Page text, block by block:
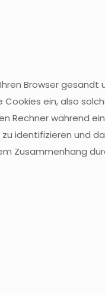
Browser gesandt
ein, also
Rechner während
identifizieren und
Zusammenhang